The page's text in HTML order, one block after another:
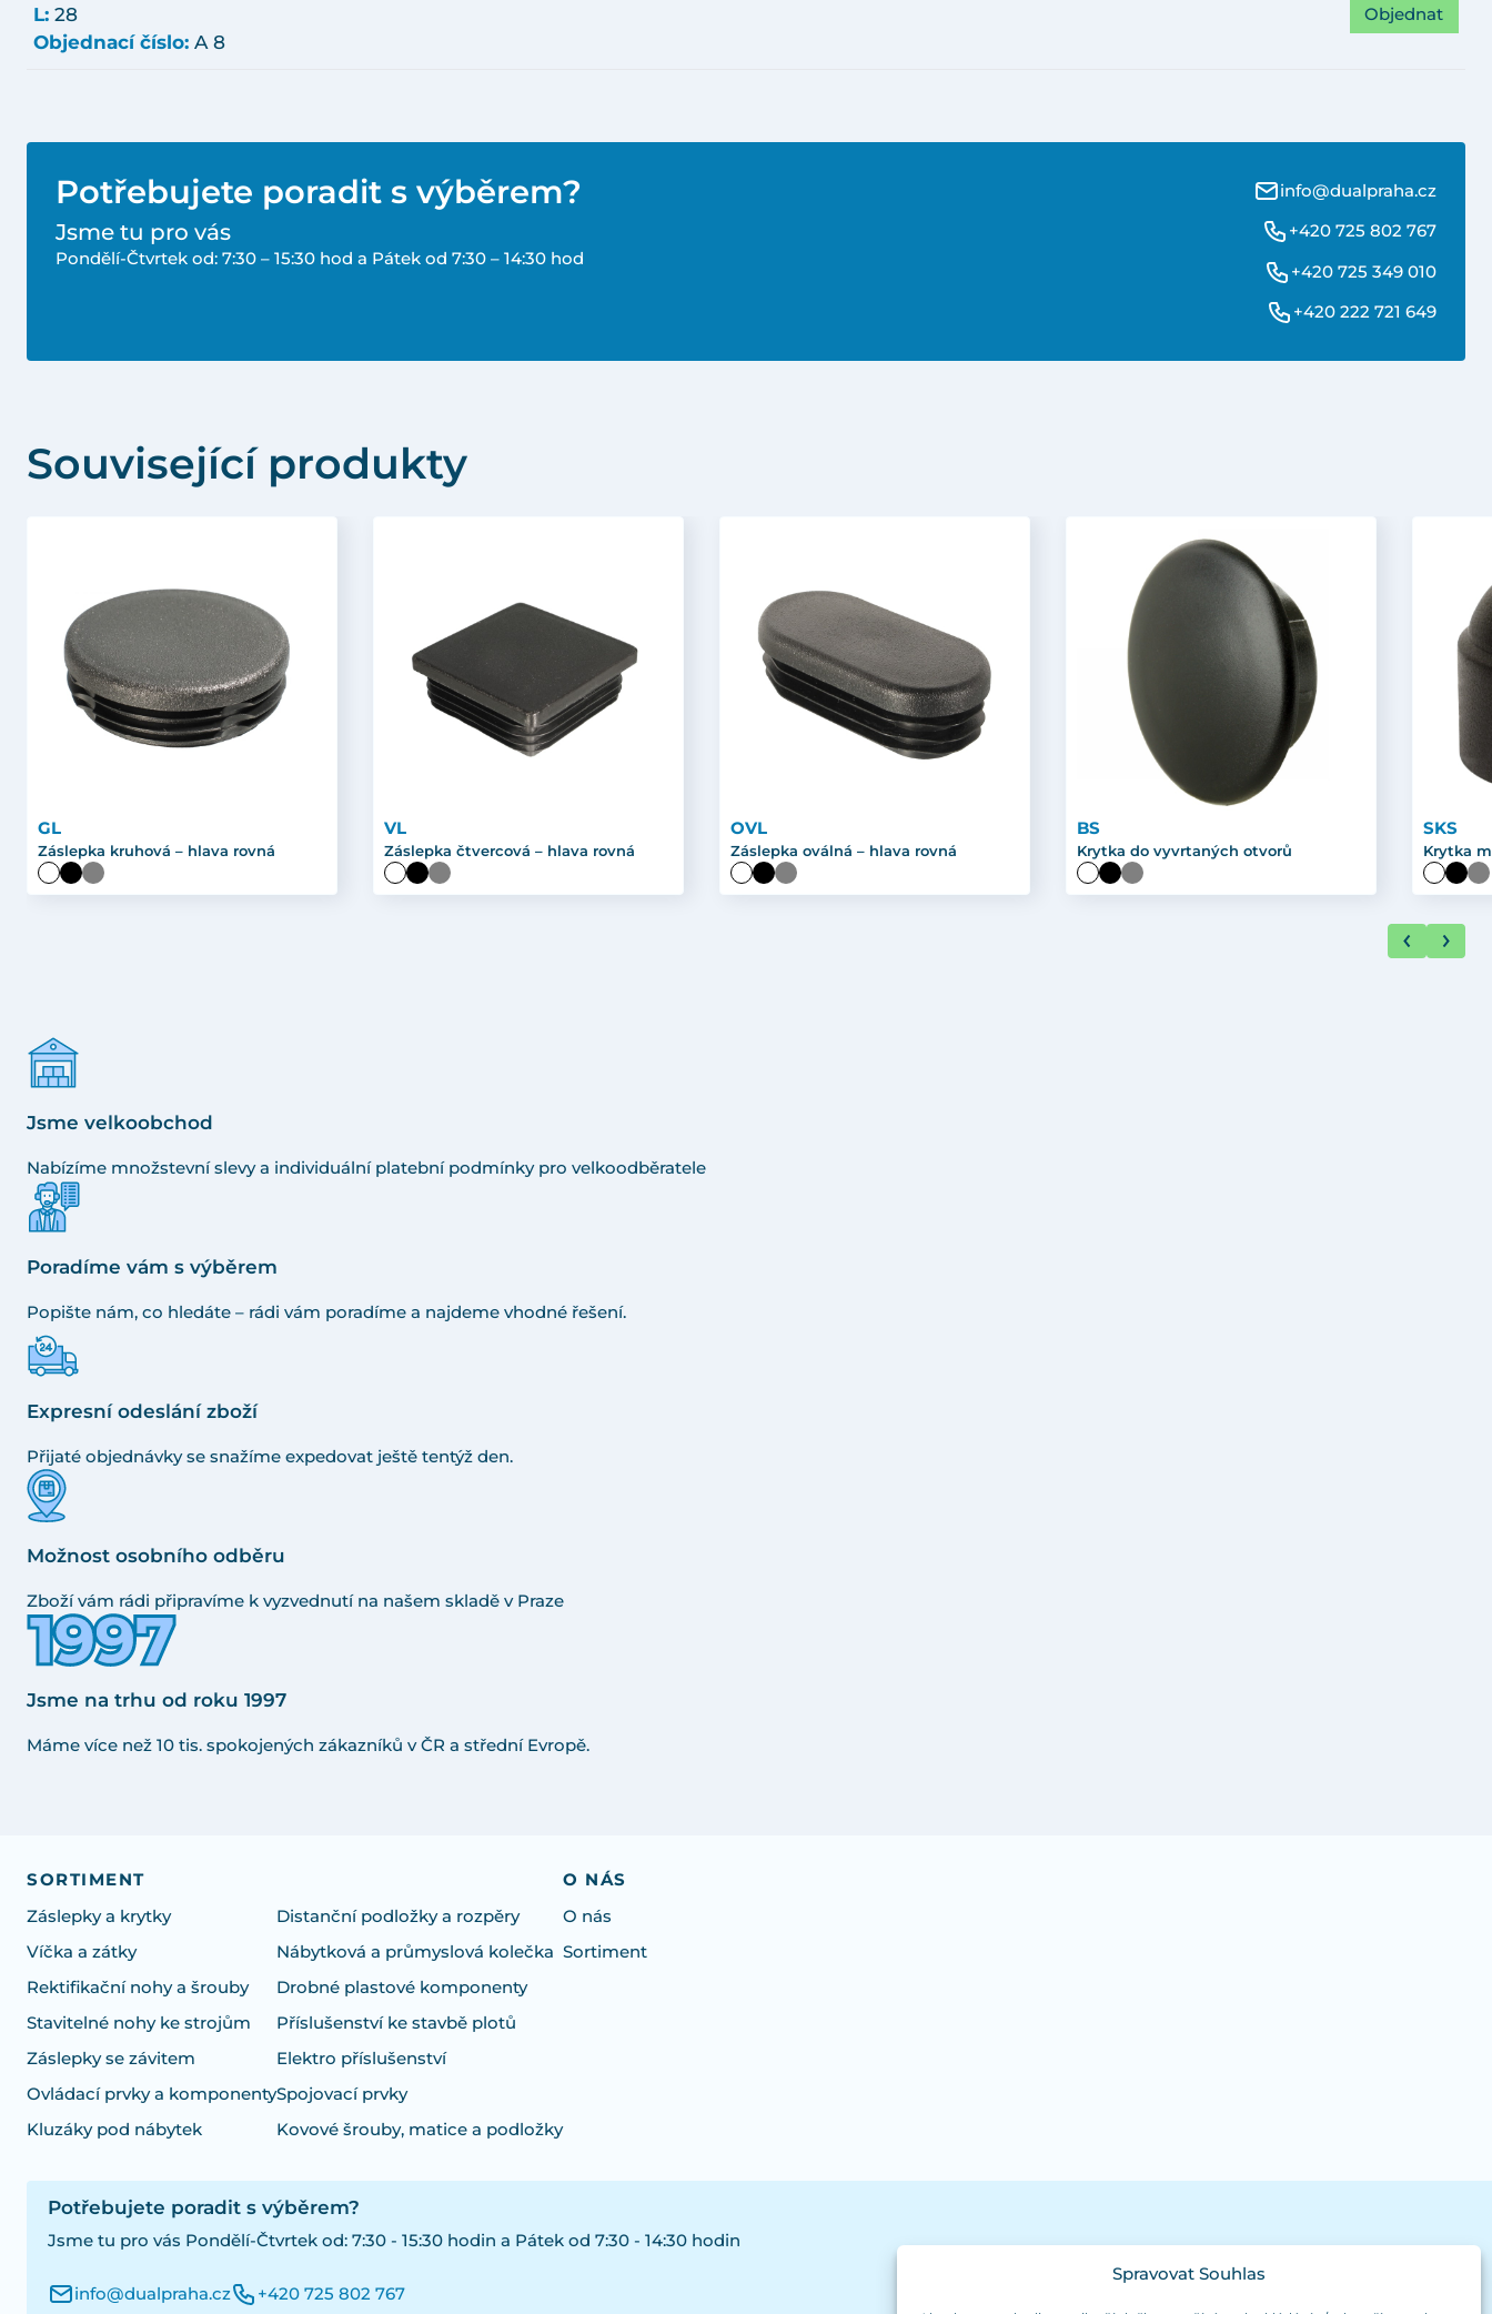
Spravovat Souhlas
L: 28
Objednací číslo: A 8
Objednat
Potřebujete poradit s výběrem?
Jsme tu pro vás
Pondělí-Čtvrtek od: 7:30 – 15:30 hod a Pátek od 7:30 – 14:30 hod
info@dualpraha.cz
+420 725 802 767
+420 725 349 010
+420 222 721 649
Související produkty
GL
Záslepka kruhová – hlava rovná
VL
Záslepka čtvercová – hlava rovná
OVL
Záslepka oválná – hlava rovná
BS
Krytka do vyvrtaných otvorů
SKS
Krytka
Jsme velkoobchod
Nabízíme množstevní slevy a individuální platební podmínky pro velkoodběratele
Poradíme vám s výběrem
Popište nám, co hledáte – rádi vám poradíme a najdeme vhodné řešení.
Expresní odeslání zboží
Přijaté objednávky se snažíme expedovat ještě tentýž den.
Možnost osobního odběru
Zboží vám rádi připravíme k vyzvednutí na našem skladě v Praze
Jsme na trhu od roku 1997
Máme více než 10 tis. spokojených zákazníků v ČR a střední Evropě.
SORTIMENT
Záslepky a krytky
Víčka a zátky
Rektifikační nohy a šrouby
Stavitelné nohy ke strojům
Záslepky se závitem
Ovládací prvky a komponenty
Kluzáky pod nábytek
Distanční podložky a rozpěry
Nábytková a průmyslová kolečka
Drobné plastové komponenty
Příslušenství ke stavbě plotů
Elektro příslušenství
Spojovací prvky
Kovové šrouby, matice a podložky
O NÁS
O nás
Sortiment
Potřebujete poradit s výběrem?
Jsme tu pro vás Pondělí-Čtvrtek od: 7:30 - 15:30 hodin a Pátek od 7:30 - 14:30 hodin
info@dualpraha.cz +420 725 802 767